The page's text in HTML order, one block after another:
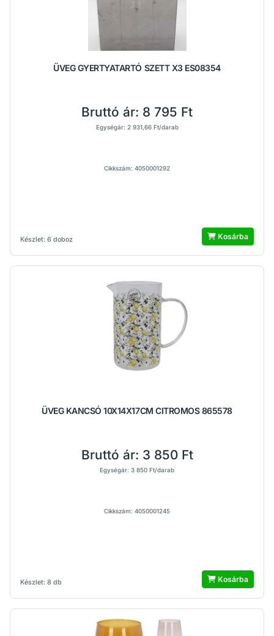
ÜVEG GYERTYATARTÓ SZETT X3 ES08354
Készlet: 6 doboz
Bruttó ár: 8 795 Ft
Egységár: 2 931,66 Ft/darab
Cikkszám: 4050001292
Kosárba
ÜVEG KANCSÓ 10X14X17CM CITROMOS 865578
Készlet: 8 db
Bruttó ár: 3 850 Ft
Egységár: 3 850 Ft/darab
Cikkszám: 4050001245
Kosárba